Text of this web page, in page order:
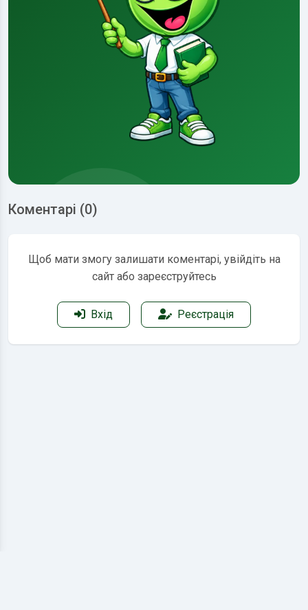
Коментарі (0)
Щоб мати змогу залишати коментарі, увійдіть на
сайт або зареєструйтесь
Вхід Реєстрація